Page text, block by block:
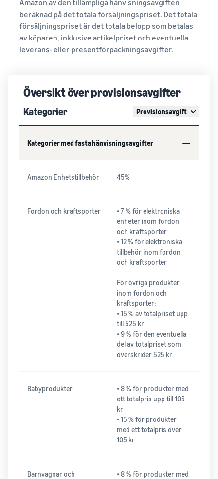
Amazon av den tillämpliga hänvisningsavgiften
beräknad på det totala försäljningspriset. Det totala
försäljningspriset är det totala belopp som betalas
av köparen, inklusive artikelpriset och eventuella
leverans- eller presentförpackningsavgifter.
Översikt över provisionsavgifter
Kategorier Provisionsavgift
Kategorier med fasta hänvisningsavgifter
Amazon Enhetstillbehör 45%
Fordon och kraftsporter
• 7 % för elektroniska
enheter inom fordon
och kraftsporter
• 12 % för elektroniska
tillbehör inom fordon
och kraftsporter
För övriga produkter
inom fordon och
kraftsporter:
• 15 % av totalpriset upp
till 525 kr
• 9 % för den eventuella
del av totalpriset som
överskrider 525 kr
Babyprodukter
• 8 % för produkter med
ett totalpris upp till 105
kr
• 15 % för produkter
med ett totalpris över
105 kr
Barnvagnar och
• 8 % för produkter med